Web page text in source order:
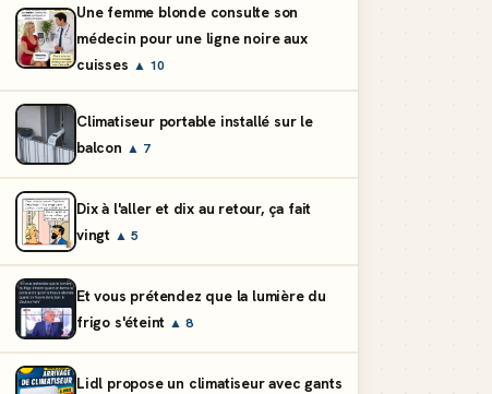
Une femme blonde consulte son
médecin pour une ligne noire aux
cuisses ▲ 10
Climatiseur portable installé sur le
balcon ▲ 7
Dix à l'aller et dix au retour, ça fait
vingt ▲ 5
Et vous prétendez que la lumière du
frigo s'éteint ▲ 8
Lidl propose un climatiseur avec gants